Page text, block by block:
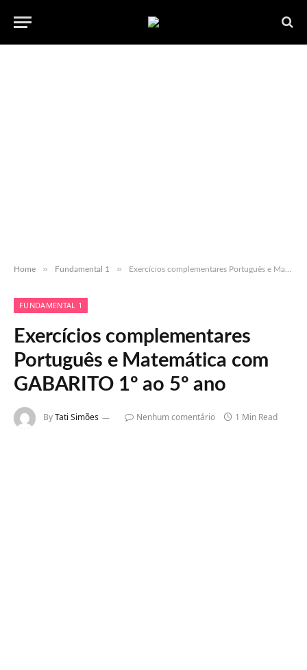
Home » Fundamental 1 » Exercícios complementares Português e Matemática com GABARITO 1º ao 5º ano
FUNDAMENTAL 1
Exercícios complementares
Português e Matemática com
GABARITO 1º ao 5º ano
ByTati Simões Nenhum comentário 1 Min Read